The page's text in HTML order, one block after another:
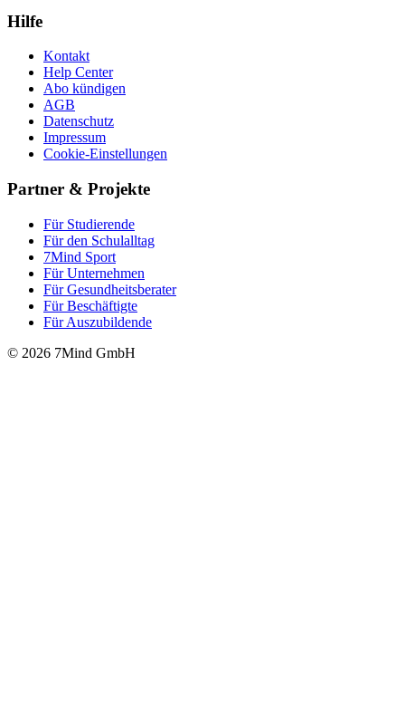
Hilfe
Kontakt
Help Center
Abo kündigen
AGB
Datenschutz
Impressum
Cookie-Einstellungen
Partner & Projekte
Für Stu­die­rende
Für den Schulalltag
7Mind Sport
Für Unter­neh­men
Für Gesund­heits­be­ra­ter
Für Beschäftigte
Für Auszubildende
© 2026 7Mind GmbH